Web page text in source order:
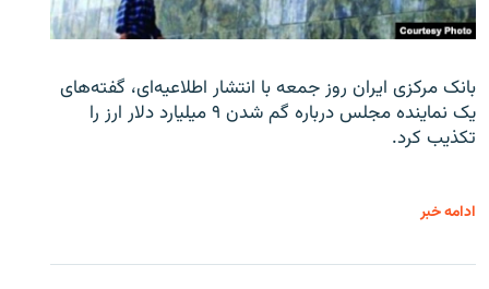
بانک مرکزی ایران روز جمعه با انتشار اطلاعیه‌ای، گفته‌های
یک نماینده مجلس درباره گم شدن ۹ میلیارد دلار ارز را
تکذیب کرد.
ادامه خبر